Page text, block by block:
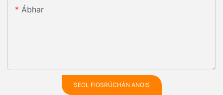
Ábhar
SEOL FIOSRÚCHÁN ANOIS